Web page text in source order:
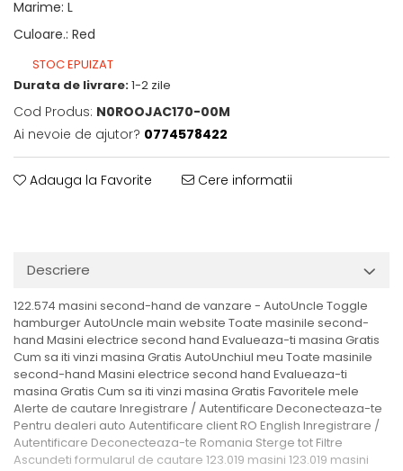
Marime: L
Culoare.: Red
STOC EPUIZAT
Durata de livrare:1-2 zile
Cod Produs: N0ROOJAC170-00M
Ai nevoie de ajutor? 0774578422
Adauga la Favorite Cere informatii
Descriere
122.574 masini second-hand de vanzare - AutoUncle Toggle
hamburger AutoUncle main website Toate masinile second-
hand Masini electrice second hand Evalueaza-ti masina Gratis
Cum sa iti vinzi masina Gratis AutoUnchiul meu Toate masinile
second-hand Masini electrice second hand Evalueaza-ti
masina Gratis Cum sa iti vinzi masina Gratis Favoritele mele
Alerte de cautare Inregistrare / Autentificare Deconecteaza-te
Pentru dealeri auto Autentificare client RO English Inregistrare /
Autentificare Deconecteaza-te Romania Sterge tot Filtre
Ascundeti formularul de cautare 123.019 masini 123.019 masini